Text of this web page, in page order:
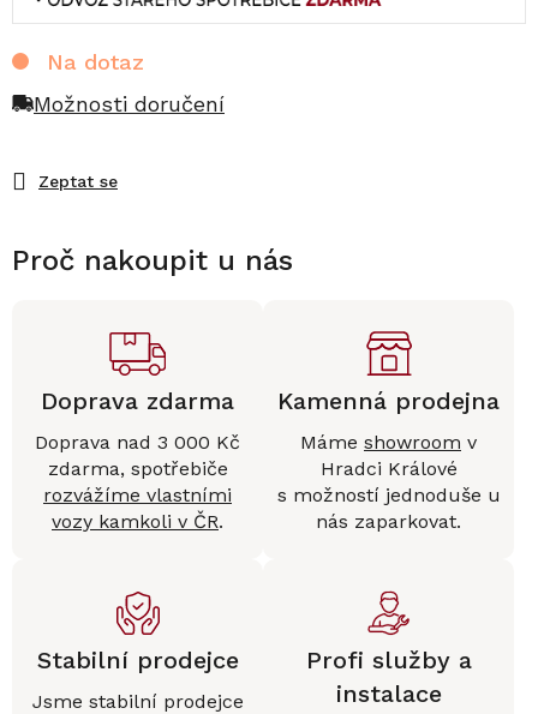
Zeptat se
Na dotaz
Možnosti doručení
Proč nakoupit u nás
Doprava zdarma
Doprava nad 3 000 Kč
zdarma, spotřebiče
rozvážíme vlastními
vozy kamkoli v ČR.
Kamenná prodejna
Máme showroom v
Hradci Králové
s možností jednoduše u
nás zaparkovat.
Stabilní prodejce
Jsme stabilní prodejce
Profi služby a
instalace